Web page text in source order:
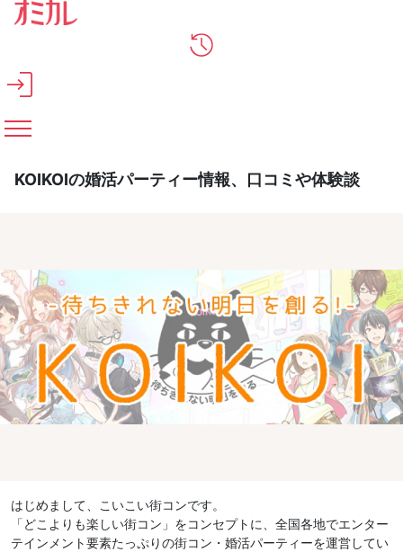
メインコンテンツへスキップ
KOIKOIの婚活パーティー情報、口コミや体験談
はじめまして、こいこい街コンです。
「どこよりも楽しい街コン」をコンセプトに、全国各地でエンター
テインメント要素たっぷりの街コン・婚活パーティーを運営してい